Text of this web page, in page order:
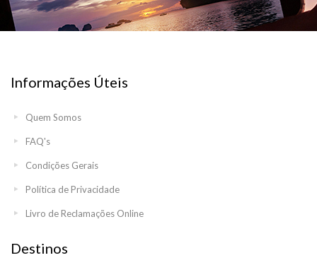
Informações Úteis
Quem Somos
FAQ's
Condições Gerais
Política de Privacidade
Livro de Reclamações Online
Destinos